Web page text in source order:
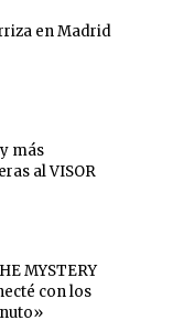
en Madrid
más
al VISOR
MYSTERY
con los